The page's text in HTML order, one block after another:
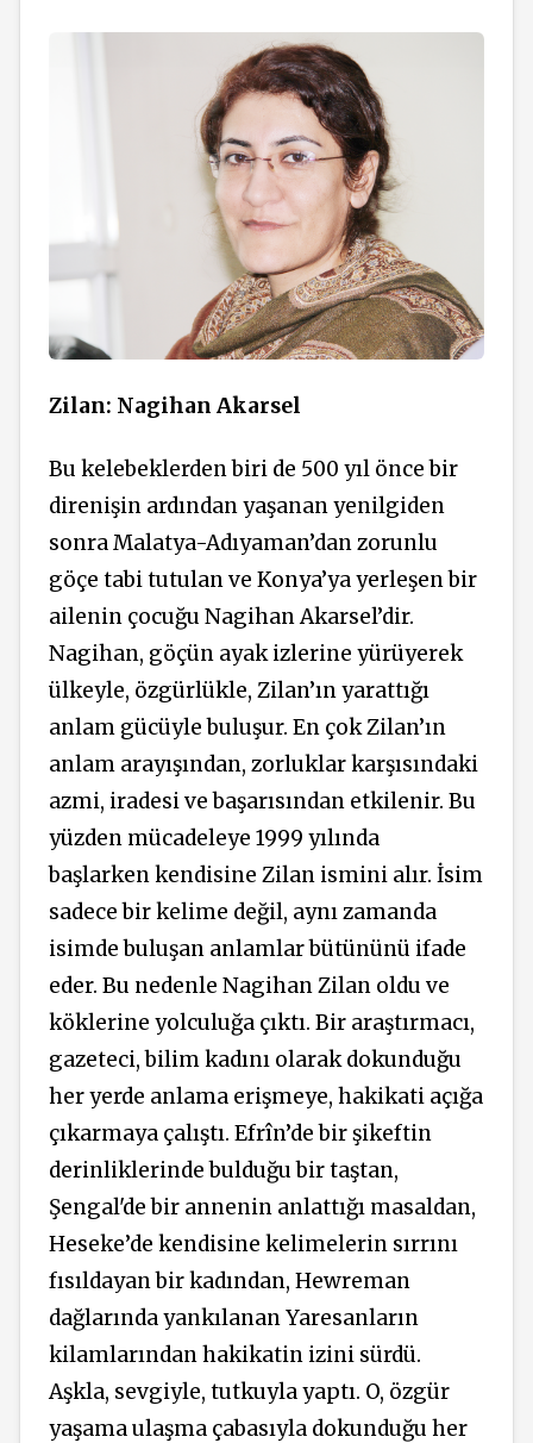
Zilan: Nagihan Akarsel
Bu kelebeklerden biri de 500 yıl önce bir
direnişin ardından yaşanan yenilgiden
sonra Malatya-Adıyaman’dan zorunlu
göçe tabi tutulan ve Konya’ya yerleşen bir
ailenin çocuğu Nagihan Akarsel’dir.
Nagihan, göçün ayak izlerine yürüyerek
ülkeyle, özgürlükle, Zilan’ın yarattığı
anlam gücüyle buluşur. En çok Zilan’ın
anlam arayışından, zorluklar karşısındaki
azmi, iradesi ve başarısından etkilenir. Bu
yüzden mücadeleye 1999 yılında
başlarken kendisine Zilan ismini alır. İsim
sadece bir kelime değil, aynı zamanda
isimde buluşan anlamlar bütününü ifade
eder. Bu nedenle Nagihan Zilan oldu ve
köklerine yolculuğa çıktı. Bir araştırmacı,
gazeteci, bilim kadını olarak dokunduğu
her yerde anlama erişmeye, hakikati açığa
çıkarmaya çalıştı. Efrîn’de bir şikeftin
derinliklerinde bulduğu bir taştan,
Şengal'de bir annenin anlattığı masaldan,
Heseke’de kendisine kelimelerin sırrını
fısıldayan bir kadından, Hewreman
dağlarında yankılanan Yaresanların
kilamlarından hakikatin izini sürdü.
Aşkla, sevgiyle, tutkuyla yaptı. O, özgür
yaşama ulaşma çabasıyla dokunduğu her